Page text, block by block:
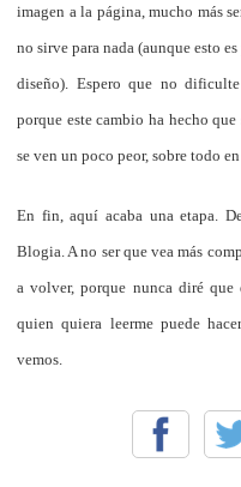
imagen a la página, mucho más
no sirve para nada (aunque esto
diseño). Espero que no
porque este cambio ha hecho
se ven un poco peor, sobre todo
En fin, aquí acaba una etapa.
Blogia. A no ser que vea más
a volver, porque nunca diré que
quien quiera leerme puede
vemos.